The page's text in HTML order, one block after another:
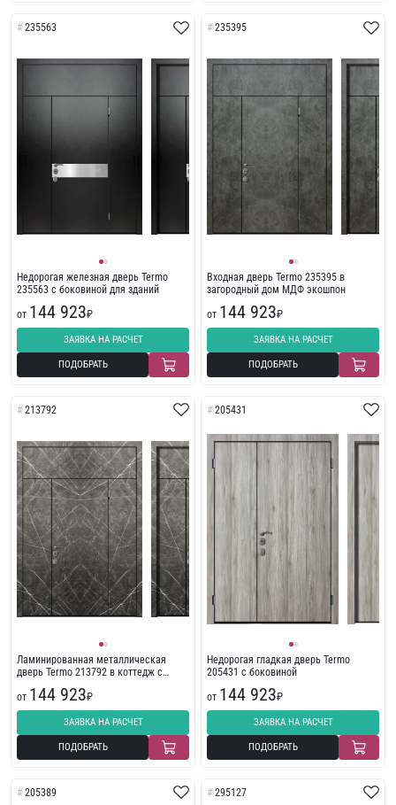
235563
Недорогая железная дверь Termo
235563 с боковиной для зданий
от 144 923₽
ЗАЯВКА НА РАСЧЕТ
ПОДОБРАТЬ
235395
Входная дверь Termo 235395 в
загородный дом МДФ экошпон
от 144 923₽
ЗАЯВКА НА РАСЧЕТ
ПОДОБРАТЬ
213792
Ламинированная металлическая
дверь Termo 213792 в коттедж с
от 144 923₽
ЗАЯВКА НА РАСЧЕТ
ПОДОБРАТЬ
205431
Недорогая гладкая дверь Termo
205431 с боковиной
от 144 923₽
ЗАЯВКА НА РАСЧЕТ
ПОДОБРАТЬ
205389 295127